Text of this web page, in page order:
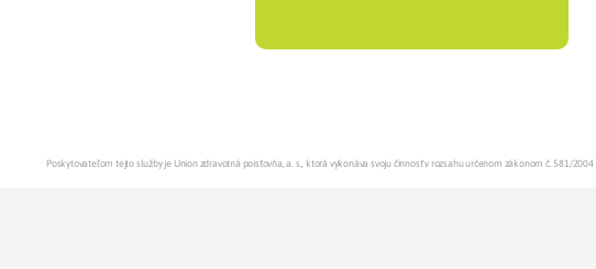
Poskytovateľom tejto služby je Union zdravotná poisťovňa, a. s., ktorá vykonáva svoju činnosť v rozsahu určenom zákonom č. 581/